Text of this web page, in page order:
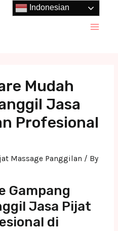
Mudah
Jasa
Profesional
Massage Panggilan / By
Gampang
Jasa Pijat
di
Indonesian